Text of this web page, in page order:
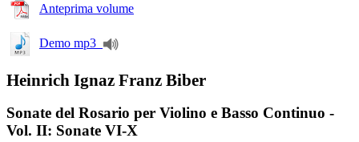
Anteprima volume
Demo mp3
Heinrich Ignaz Franz Biber
Sonate del Rosario per Violino e Basso Continuo -
Vol. II: Sonate VI-X